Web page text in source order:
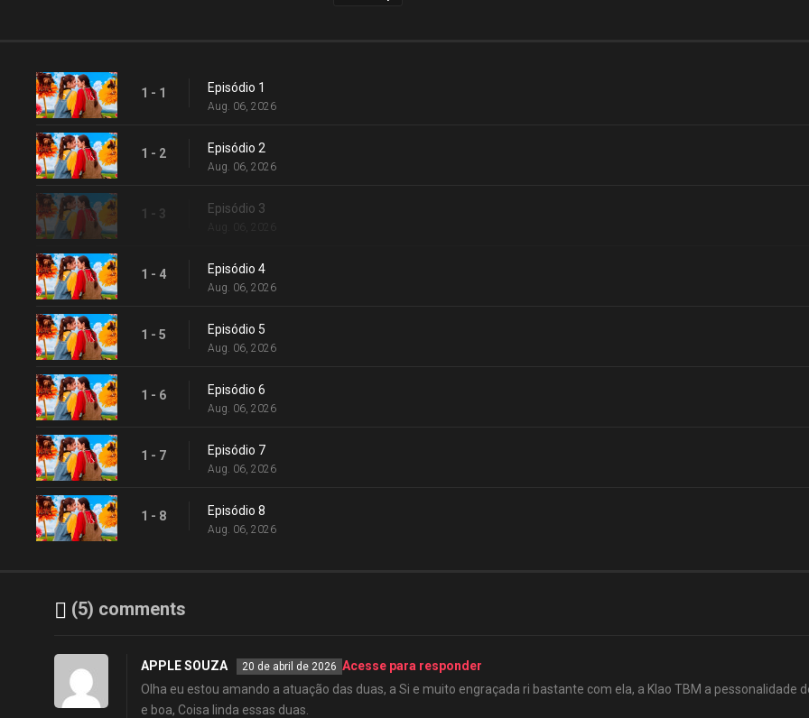
1 - 1 Episódio 1
Aug. 06, 2026
1 - 2 Episódio 2
Aug. 06, 2026
1 - 3 Episódio 3
1 - 4 Episódio 4
Aug. 06, 2026
1 - 5 Episódio 5
Aug. 06, 2026
1 - 6 Episódio 6
Aug. 06, 2026
1 - 7 Episódio 7
Aug. 06, 2026
1 - 8 Episódio 8
Aug. 06, 2026
(5) comments
APPLE SOUZA 20 de abril de 2026 Acesse para responder
Olha eu estou amando a atuação das duas, a Si e muito engraçada ri bastante com ela, a Klao TBM a pessonalidade
e boa, Coisa linda essas duas.